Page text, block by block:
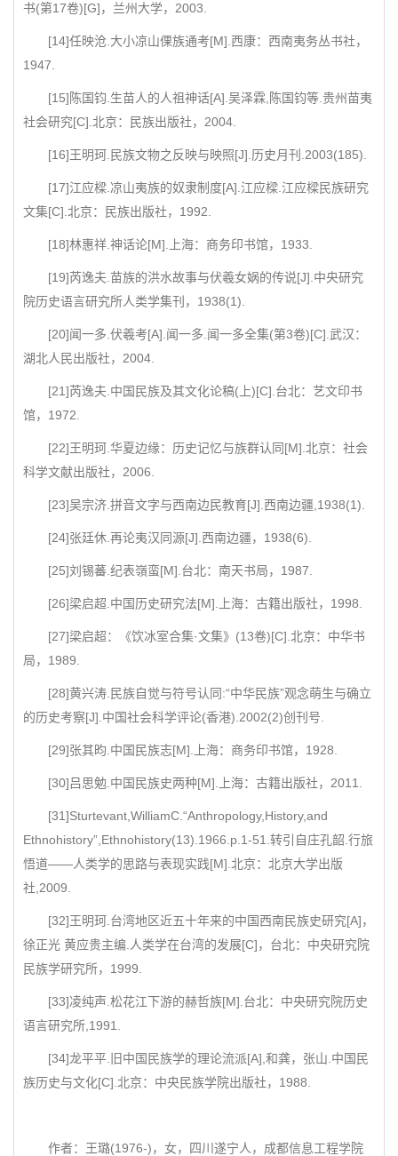
书(第17卷)[G]，兰州大学，2003.
[14]任映沧.大小凉山倮族通考[M].西康：西南夷务丛书社，
1947.
[15]陈国钧.生苗人的人祖神话[A].吴泽霖,陈国钧等.贵州苗夷
社会研究[C].北京：民族出版社，2004.
[16]王明珂.民族文物之反映与映照[J].历史月刊.2003(185).
[17]江应樑.凉山夷族的奴隶制度[A].江应樑.江应樑民族研究
文集[C].北京：民族出版社，1992.
[18]林惠祥.神话论[M].上海：商务印书馆，1933.
[19]芮逸夫.苗族的洪水故事与伏羲女娲的传说[J].中央研究
院历史语言研究所人类学集刊，1938(1).
[20]闻一多.伏羲考[A].闻一多.闻一多全集(第3卷)[C].武汉：
湖北人民出版社，2004.
[21]芮逸夫.中国民族及其文化论稿(上)[C].台北：艺文印书
馆，1972.
[22]王明珂.华夏边缘：历史记忆与族群认同[M].北京：社会
科学文献出版社，2006.
[23]吴宗济.拼音文字与西南边民教育[J].西南边疆,1938(1).
[24]张廷休.再论夷汉同源[J].西南边疆，1938(6).
[25]刘锡蕃.纪表嶺蛮[M].台北：南天书局，1987.
[26]梁启超.中国历史研究法[M].上海：古籍出版社，1998.
[27]梁启超：《饮冰室合集·文集》(13卷)[C].北京：中华书
局，1989.
[28]黄兴涛.民族自觉与符号认同:“中华民族”观念萌生与确立
的历史考察[J].中国社会科学评论(香港).2002(2)创刊号.
[29]张其昀.中国民族志[M].上海：商务印书馆，1928.
[30]吕思勉.中国民族史两种[M].上海：古籍出版社，2011.
[31]Sturtevant,WilliamC.“Anthropology,History,and
Ethnohistory”,Ethnohistory(13).1966.p.1-51.转引自庄孔韶.行旅
悟道——人类学的思路与表现实践[M].北京：北京大学出版
社,2009.
[32]王明珂.台湾地区近五十年来的中国西南民族史研究[A]，
徐正光 黄应贵主编.人类学在台湾的发展[C]，台北：中央研究院
民族学研究所，1999.
[33]凌纯声.松花江下游的赫哲族[M].台北：中央研究院历史
语言研究所,1991.
[34]龙平平.旧中国民族学的理论流派[A],和龚，张山.中国民
族历史与文化[C].北京：中央民族学院出版社，1988.
作者：王璐(1976-)，女，四川遂宁人，成都信息工程学院